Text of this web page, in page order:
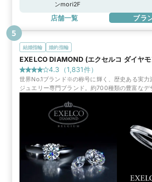
ンmori2F
店舗一覧 ブラ
結婚指輪 婚約指輪
EXELCO DIAMOND (エクセルコ ダイヤ
4.3 （1,831件）
世界No.1ブランド※の称号に輝く、歴史ある実力
ジュエリー専門ブランド。約700種類の豊富なデ
5